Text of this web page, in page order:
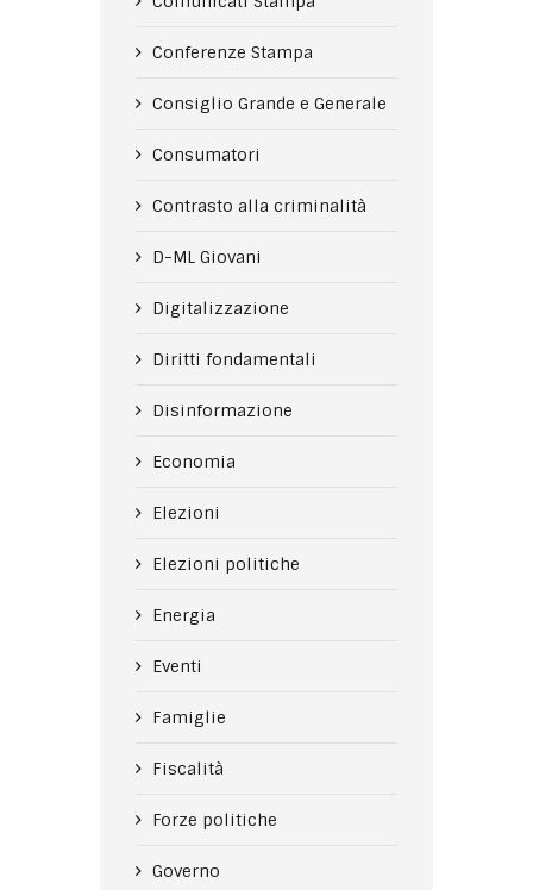
Conferenze Stampa
Consiglio Grande e Generale
Consumatori
Contrasto alla criminalità
D-ML Giovani
Digitalizzazione
Diritti fondamentali
Disinformazione
Economia
Elezioni
Elezioni politiche
Energia
Eventi
Famiglie
Fiscalità
Forze politiche
Governo